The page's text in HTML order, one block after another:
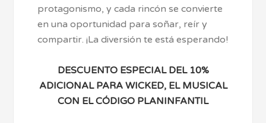
protagonismo, y cada rincón se convierte
en una oportunidad para soñar, reír y
compartir. ¡La diversión te está esperando!
DESCUENTO ESPECIAL DEL 10%
ADICIONAL PARA WICKED, EL MUSICAL
CON EL CÓDIGO PLANINFANTIL